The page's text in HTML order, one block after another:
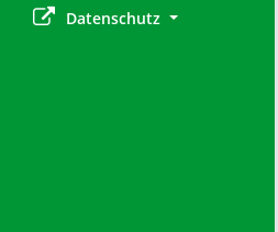
Datenschutz